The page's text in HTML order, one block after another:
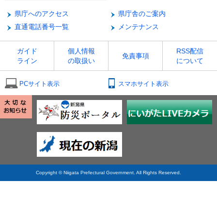
県庁へのアクセス
県庁舎のご案内
直通電話番号一覧
メンテナンス
ガイド
ライン
個人情報
の取扱い
免責事項
RSS配信
について
PCサイト表示 スマホサイト表示
Copyright © Niigata Prefectural Government. All Rights Reserved.